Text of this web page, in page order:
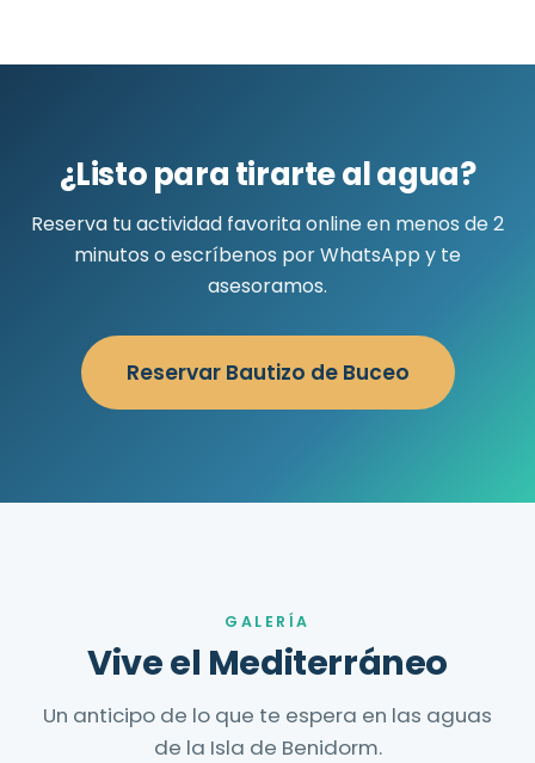
¿Listo para tirarte al agua?
Reserva tu actividad favorita online en menos de 2
minutos o escríbenos por WhatsApp y te
asesoramos.
Reservar Bautizo de Buceo
GALERÍA
Vive el Mediterráneo
Un anticipo de lo que te espera en las aguas
de la Isla de Benidorm.